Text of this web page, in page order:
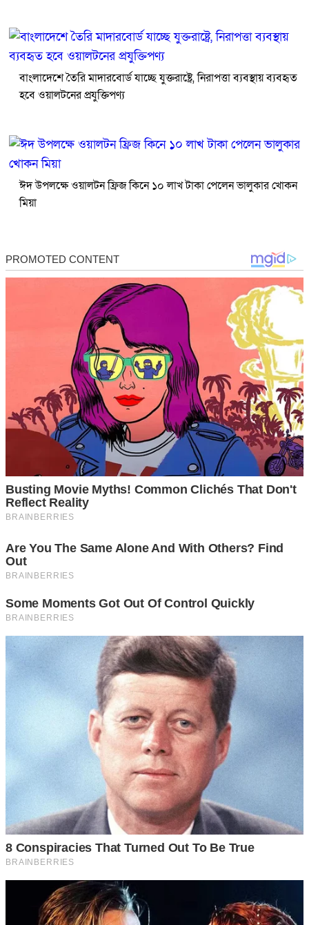
বাংলাদেশে তৈরি মাদারবোর্ড যাচ্ছে যুক্তরাষ্ট্রে, নিরাপত্তা ব্যবস্থায় ব্যবহৃত
হবে ওয়ালটনের প্রযুক্তিপণ্য
ঈদ উপলক্ষে ওয়ালটন ফ্রিজ কিনে ১০ লাখ টাকা পেলেন ভালুকার খোকন
মিয়া